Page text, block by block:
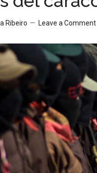
Ribeiro Leave a Comment